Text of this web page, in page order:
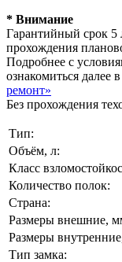
* Внимание
Гарантийный срок 5
прохождения
Подробнее с
ознакомиться далее
ремонт»
Без прохождения
Тип:
Объём, л:
Класс
Количество полок:
Страна:
Размеры внешние,
Размеры
Тип замка: